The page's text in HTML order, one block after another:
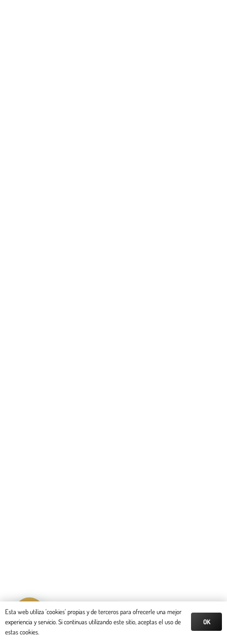
Reserva tu cita
Esta web utiliza 'cookies' propias y de terceros para ofrecerle una mejor
experiencia y servicio. Si continuas utilizando este sitio, aceptas el uso de
estas cookies.
OK